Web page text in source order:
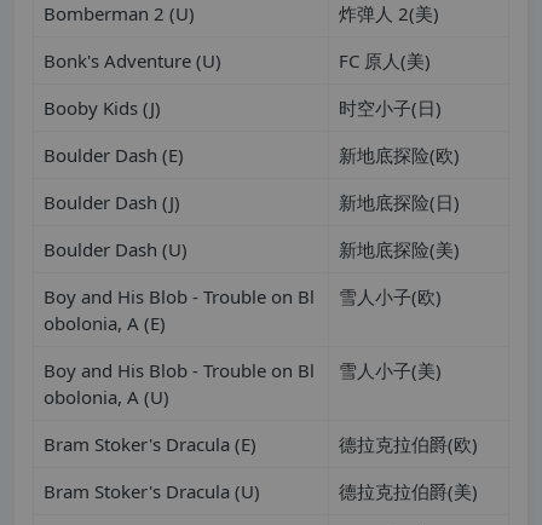
Bomberman 2 (U)
炸弹人 2(美)
Bonk's Adventure (U)
FC 原人(美)
Booby Kids (J)
时空小子(日)
Boulder Dash (E)
新地底探险(欧)
Boulder Dash (J)
新地底探险(日)
Boulder Dash (U)
新地底探险(美)
Boy and His Blob - Trouble on Bl
obolonia, A (E)
雪人小子(欧)
Boy and His Blob - Trouble on Bl
obolonia, A (U)
雪人小子(美)
Bram Stoker's Dracula (E)
德拉克拉伯爵(欧)
Bram Stoker's Dracula (U)
德拉克拉伯爵(美)